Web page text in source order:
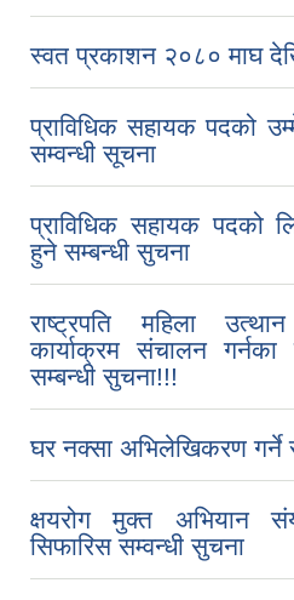
स्वत प्रकाशन २०८० माघ
प्राविधिक सहायक पदको
सम्वन्धी सूचना
प्राविधिक सहायक पदको
हुने सम्बन्धी सुचना
राष्ट्रपति महिला
कार्याक्रम संचालन
सम्बन्धी सुचना!!!
घर नक्सा अभिलेखिकरण गर्ने
क्षयरोग मुक्त अभियान
सिफारिस सम्वन्धी सुचना